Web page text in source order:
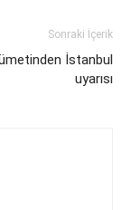
Sonraki İçerik
İstanbul
uyarısı